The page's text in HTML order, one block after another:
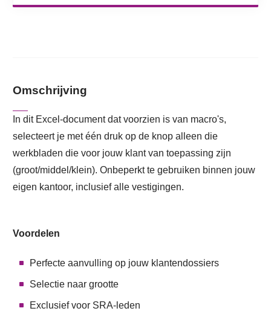
Omschrijving
In dit Excel-document dat voorzien is van macro's,
selecteert je met één druk op de knop alleen die
werkbladen die voor jouw klant van toepassing zijn
(groot/middel/klein). Onbeperkt te gebruiken binnen jouw
eigen kantoor, inclusief alle vestigingen.
Voordelen
Perfecte aanvulling op jouw klantendossiers
Selectie naar grootte
Exclusief voor SRA-leden